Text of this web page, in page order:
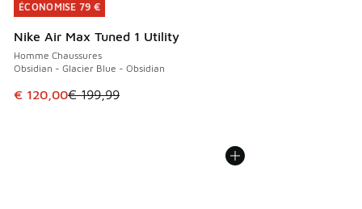
ÉCONOMISE 79 €
Nike Air Max Tuned 1 Utility
Homme Chaussures
Obsidian - Glacier Blue - Obsidian
Cet article est en promotion. Prix en baisse de € 199,99 à
€ 120,00€ 199,99
ÉCONOMISE 79 €